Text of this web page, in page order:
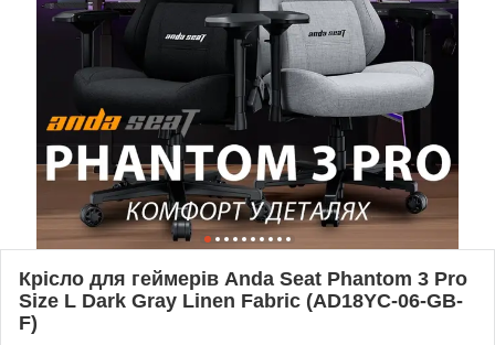
Крісло для геймерів Anda Seat Phantom 3 Pro
Size L Dark Gray Linen Fabric (AD18YC-06-GB-
F)